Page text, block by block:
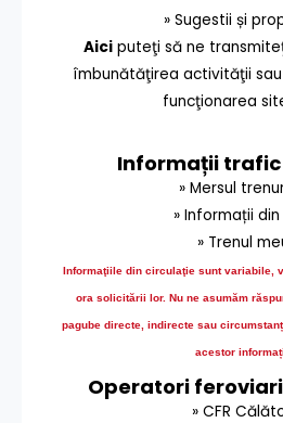
» Sugestii și
Aiciputeţi să ne
îmbunătăţirea activităţii
funcţionarea
Informații
» Mersul
» Informații
» Trenul
Informaţiile din circulaţie sunt variabile,
ora solicitării lor. Nu ne asumăm
pagube directe, indirecte sau
acestor
Operatori
» CFR